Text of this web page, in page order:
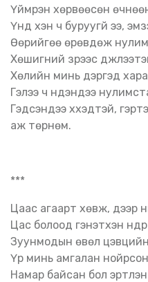
Үймрэн хөрвөөсөн
Үүнд хэн ч буруугүй ээ,
Өөрийгөө өрөвдөж
Хөшигний үзүүрээс
Хөлийн минь дэргэд
Гэлээ ч нүдэндээ
Гэдсэндээ хүүхэдтэй,
аж төрнөм.
***
Цаас агаарт хөвж, дээр
Цас болоод гэнэтхэн
Зуунмодын өвөл
Үр минь амгалан
Намар байсан бол эртлэн